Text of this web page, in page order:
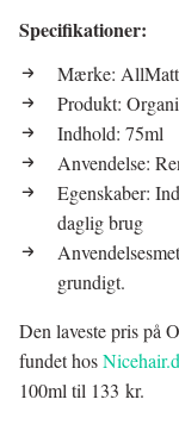
Specifikationer:
Mærke:
Produkt:
Indhold: 75ml
Anvendelse:
Egenskaber:
daglig brug
grundigt.
Den laveste pris på
fundet hos
100ml til 133 kr.